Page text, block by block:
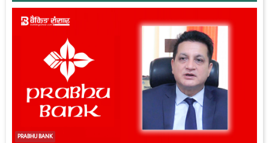
PRABHU BANK